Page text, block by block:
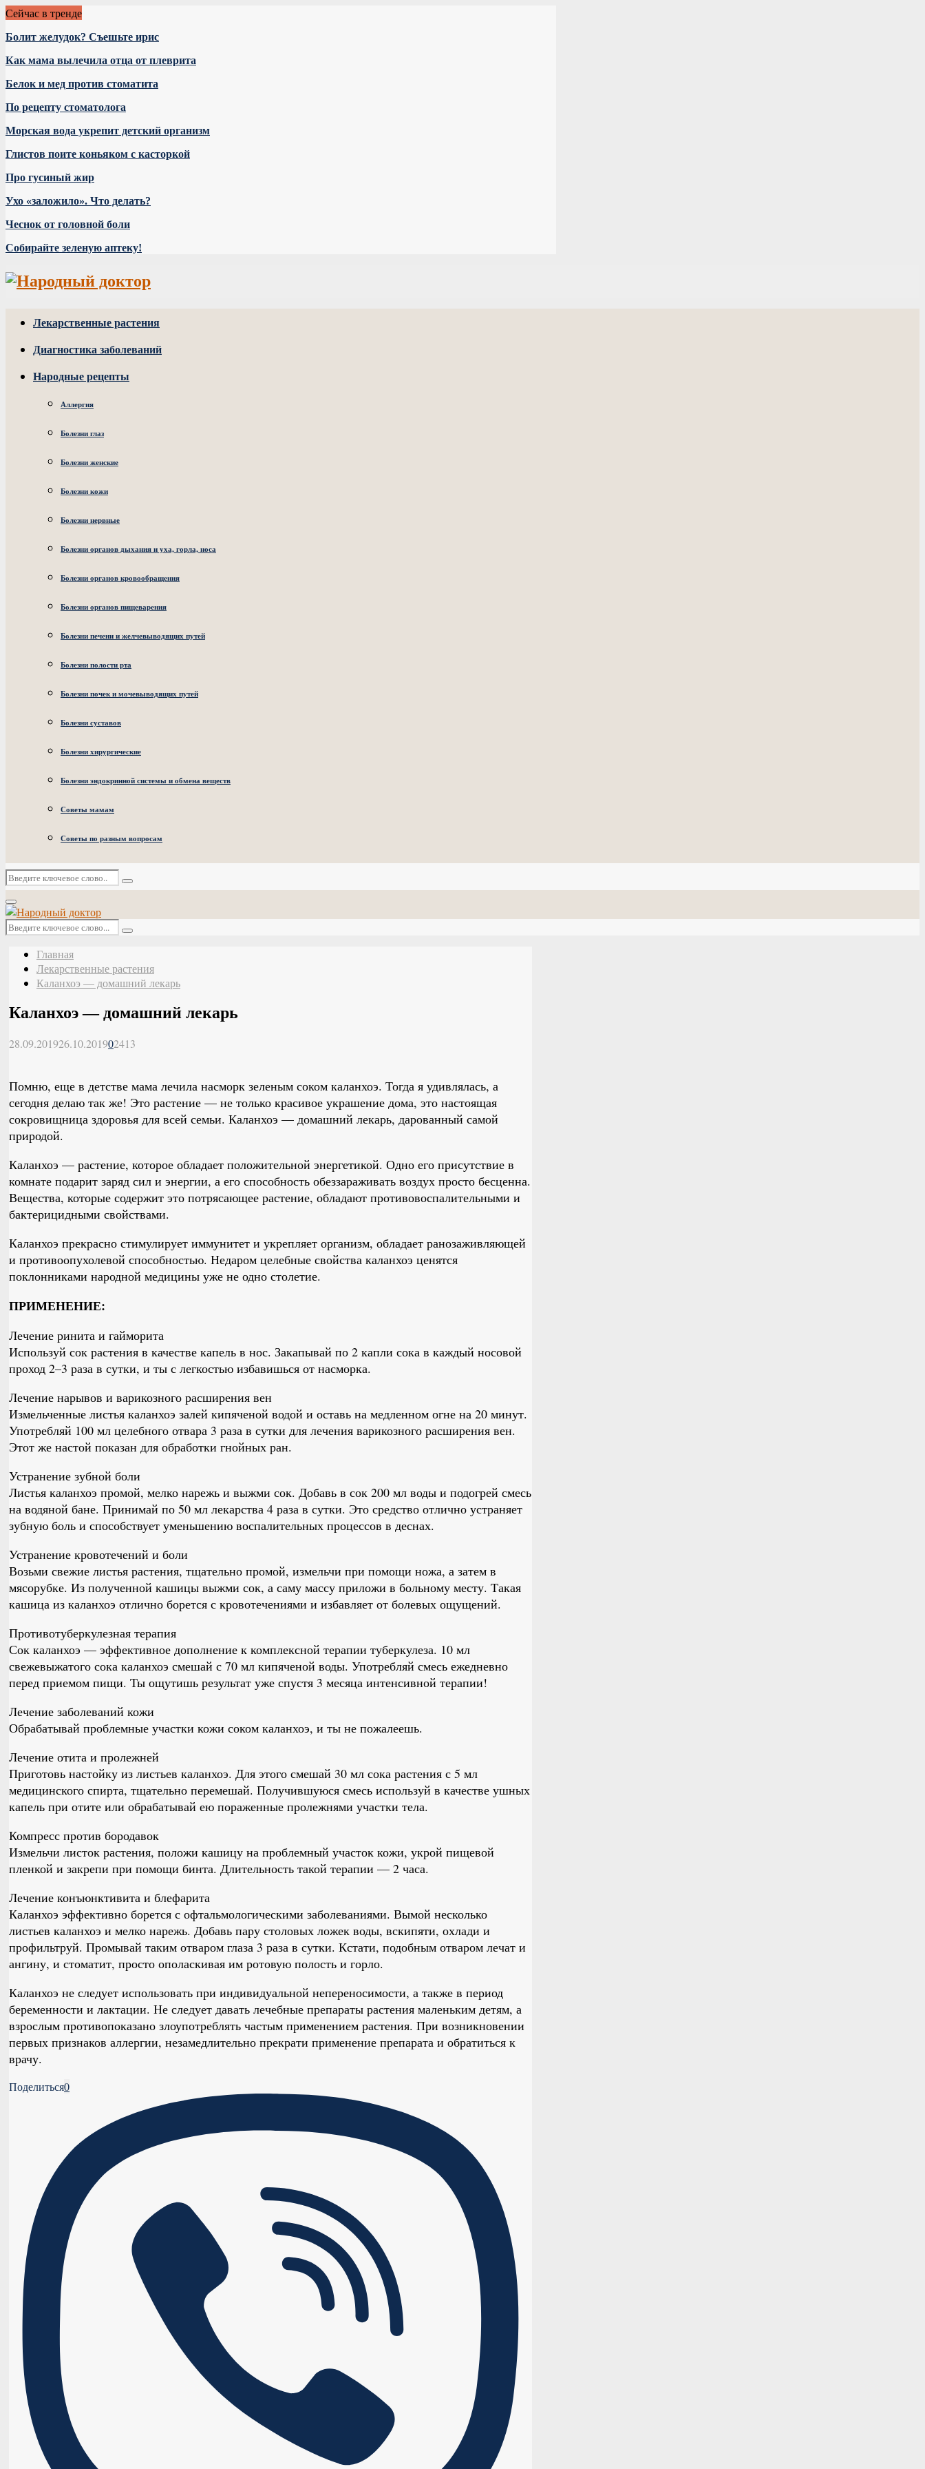
Сейчас в тренде
Болит желудок? Съешьте ирис
Как мама вылечила отца от плеврита
Белок и мед против стоматита
По рецепту стоматолога
Морская вода укрепит детский организм
Глистов поите коньяком с касторкой
Про гусиный жир
Ухо «заложило». Что делать?
Чеснок от головной боли
Собирайте зеленую аптеку!
Лекарственные растения
Диагностика заболеваний
Народные рецепты
Аллергия
Болезни глаз
Болезни женские
Болезни кожи
Болезни нервные
Болезни органов дыхания и уха, горла, носа
Болезни органов кровообращения
Болезни органов пищеварения
Болезни печени и желчевыводящих путей
Болезни полости рта
Болезни почек и мочевыводящих путей
Болезни суставов
Болезни хирургические
Болезни эндокринной системы и обмена веществ
Советы мамам
Советы по разным вопросам
Искать:
Поиск
Основное
меню
Искать:
Поиск
Главная
Лекарственные растения
Каланхоэ — домашний лекарь
Каланхоэ — домашний лекарь
28.09.201926.10.201902413
Помню, еще в детстве мама лечила насморк зеленым соком каланхоэ. Тогда я удивлялась, а
сегодня делаю так же! Это растение — не только красивое украшение дома, это настоящая
сокровищница здоровья для всей семьи. Каланхоэ — домашний лекарь, дарованный самой
природой.
Каланхоэ — растение, которое обладает положительной энергетикой. Одно его присутствие в
комнате подарит заряд сил и энергии, а его способность обеззараживать воздух просто бесценна.
Вещества, которые содержит это потрясающее растение, обладают противовоспалительными и
бактерицидными свойствами.
Каланхоэ прекрасно стимулирует иммунитет и укрепляет организм, обладает ранозаживляющей
и противоопухолевой способностью. Недаром целебные свойства каланхоэ ценятся
поклонниками народной медицины уже не одно столетие.
ПРИМЕНЕНИЕ:
Лечение ринита и гайморита
Используй сок растения в качестве капель в нос. Закапывай по 2 капли сока в каждый носовой
проход 2–3 раза в сутки, и ты с легкостью избавишься от насморка.
Лечение нарывов и варикозного расширения вен
Измельченные листья каланхоэ залей кипяченой водой и оставь на медленном огне на 20 минут.
Употребляй 100 мл целебного отвара 3 раза в сутки для лечения варикозного расширения вен.
Этот же настой показан для обработки гнойных ран.
Устранение зубной боли
Листья каланхоэ промой, мелко нарежь и выжми сок. Добавь в сок 200 мл воды и подогрей смесь
на водяной бане. Принимай по 50 мл лекарства 4 раза в сутки. Это средство отлично устраняет
зубную боль и способствует уменьшению воспалительных процессов в деснах.
Устранение кровотечений и боли
Возьми свежие листья растения, тщательно промой, измельчи при помощи ножа, а затем в
мясорубке. Из полученной кашицы выжми сок, а саму массу приложи в больному месту. Такая
кашица из каланхоэ отлично борется с кровотечениями и избавляет от болевых ощущений.
Противотуберкулезная терапия
Сок каланхоэ — эффективное дополнение к комплексной терапии туберкулеза. 10 мл
свежевыжатого сока каланхоэ смешай с 70 мл кипяченой воды. Употребляй смесь ежедневно
перед приемом пищи. Ты ощутишь результат уже спустя 3 месяца интенсивной терапии!
Лечение заболеваний кожи
Обрабатывай проблемные участки кожи соком каланхоэ, и ты не пожалеешь.
Лечение отита и пролежней
Приготовь настойку из листьев каланхоэ. Для этого смешай 30 мл сока растения с 5 мл
медицинского спирта, тщательно перемешай. Получившуюся смесь используй в качестве ушных
капель при отите или обрабатывай ею пораженные пролежнями участки тела.
Компресс против бородавок
Измельчи листок растения, положи кашицу на проблемный участок кожи, укрой пищевой
пленкой и закрепи при помощи бинта. Длительность такой терапии — 2 часа.
Лечение конъюнктивита и блефарита
Каланхоэ эффективно борется с офтальмологическими заболеваниями. Вымой несколько
листьев каланхоэ и мелко нарежь. Добавь пару столовых ложек воды, вскипяти, охлади и
профильтруй. Промывай таким отваром глаза 3 раза в сутки. Кстати, подобным отваром лечат и
ангину, и стоматит, просто ополаскивая им ротовую полость и горло.
Каланхоэ не следует использовать при индивидуальной непереносимости, а также в период
беременности и лактации. Не следует давать лечебные препараты растения маленьким детям, а
взрослым противопоказано злоупотреблять частым применением растения. При возникновении
первых признаков аллергии, незамедлительно прекрати применение препарата и обратиться к
врачу.
Поделиться0